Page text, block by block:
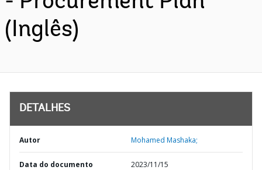
(Inglês)
DETALHES
Autor Mohamed Mashaka;
Data do documento 2023/11/15